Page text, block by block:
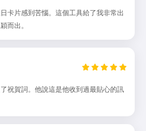
卡片感到苦惱。這個工具給了我非常出
而出。
祝賀詞。他說這是他收到過最貼心的訊